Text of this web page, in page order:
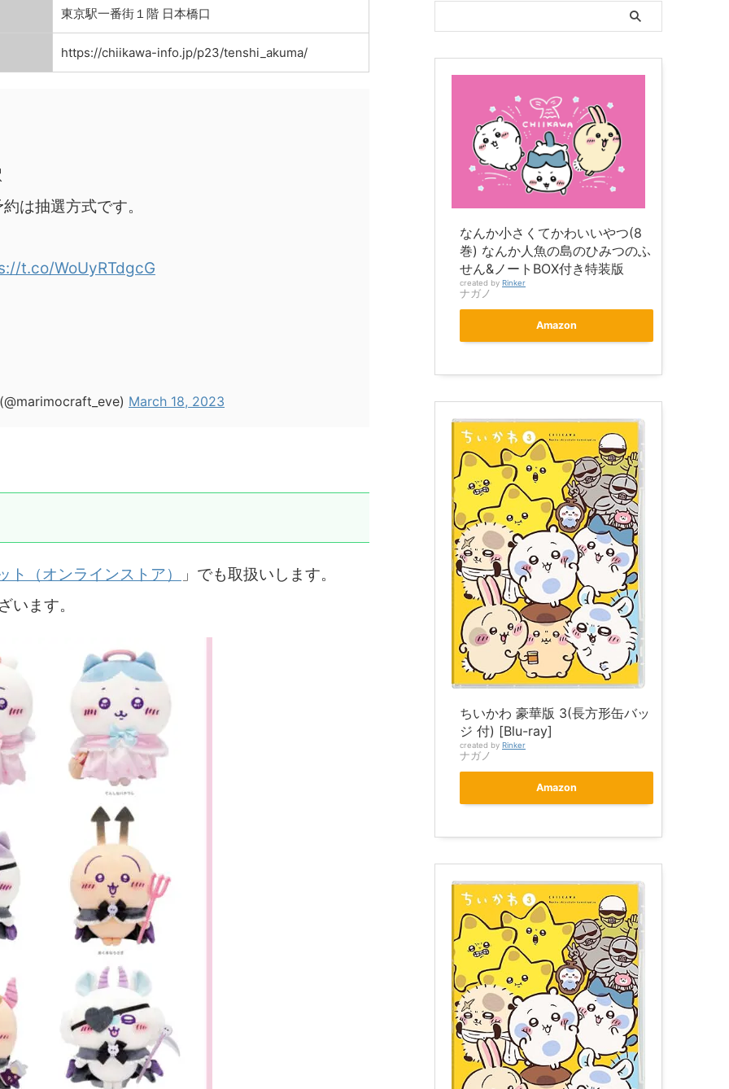
東京駅一番街１階 日本橋口
https://chiikawa-info.jp/p23/tenshi_akuma/
は抽選方式です。
t.co/WoUyRTdgcG
March 18, 2023
ト（オンラインストア）
」でも取扱いします。
います。
なんか小さくてかわいいやつ(8
巻) なんか人魚の島のひみつのふ
せん&ノートBOX付き特装版
created by Rinker
ナガノ
Amazon
ちいかわ 豪華版 3(長方形缶バッ
ジ 付) [Blu-ray]
created by Rinker
ナガノ
Amazon